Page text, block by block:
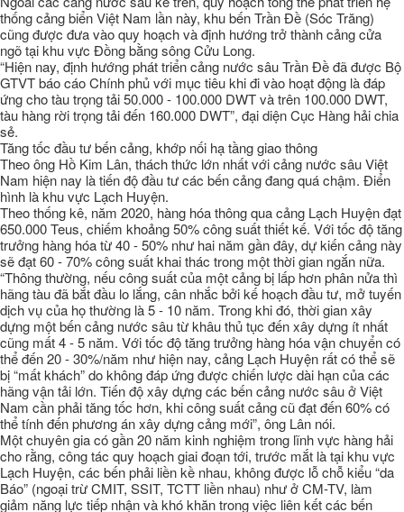
thống cảng biển Việt Nam lần này, khu bến Trần Đề (Sóc Trăng)
cũng được đưa vào quy hoạch và định hướng trở thành cảng cửa
ngõ tại khu vực Đồng bằng sông Cửu Long.
“Hiện nay, định hướng phát triển cảng nước sâu Trần Đề đã được Bộ
GTVT báo cáo Chính phủ với mục tiêu khi đi vào hoạt động là đáp
ứng cho tàu trọng tải 50.000 - 100.000 DWT và trên 100.000 DWT,
tàu hàng rời trọng tải đến 160.000 DWT”, đại diện Cục Hàng hải chia
sẻ.
Tăng tốc đầu tư bến cảng, khớp nối hạ tầng giao thông
Theo ông Hồ Kim Lân, thách thức lớn nhất với cảng nước sâu Việt
Nam hiện nay là tiến độ đầu tư các bến cảng đang quá chậm. Điển
hình là khu vực Lạch Huyện.
Theo thống kê, năm 2020, hàng hóa thông qua cảng Lạch Huyện đạt
650.000 Teus, chiếm khoảng 50% công suất thiết kế. Với tốc độ tăng
trưởng hàng hóa từ 40 - 50% như hai năm gần đây, dự kiến cảng này
sẽ đạt 60 - 70% công suất khai thác trong một thời gian ngắn nữa.
“Thông thường, nếu công suất của một cảng bị lấp hơn phân nửa thì
hãng tàu đã bắt đầu lo lắng, cân nhắc bởi kế hoạch đầu tư, mở tuyến
dịch vụ của họ thường là 5 - 10 năm. Trong khi đó, thời gian xây
dựng một bến cảng nước sâu từ khâu thủ tục đến xây dựng ít nhất
cũng mất 4 - 5 năm. Với tốc độ tăng trưởng hàng hóa vận chuyển có
thể đến 20 - 30%/năm như hiện nay, cảng Lạch Huyện rất có thể sẽ
bị “mất khách” do không đáp ứng được chiến lược dài hạn của các
hãng vận tải lớn. Tiến độ xây dựng các bến cảng nước sâu ở Việt
Nam cần phải tăng tốc hơn, khi công suất cảng cũ đạt đến 60% có
thể tính đến phương án xây dựng cảng mới”, ông Lân nói.
Một chuyên gia có gần 20 năm kinh nghiệm trong lĩnh vực hàng hải
cho rằng, công tác quy hoạch giai đoạn tới, trước mắt là tại khu vực
Lạch Huyện, các bến phải liền kề nhau, không được lỗ chỗ kiểu “da
Báo” (ngoại trừ CMIT, SSIT, TCTT liền nhau) như ở CM-TV, làm
giảm năng lực tiếp nhận và khó khăn trong việc liên kết các bến